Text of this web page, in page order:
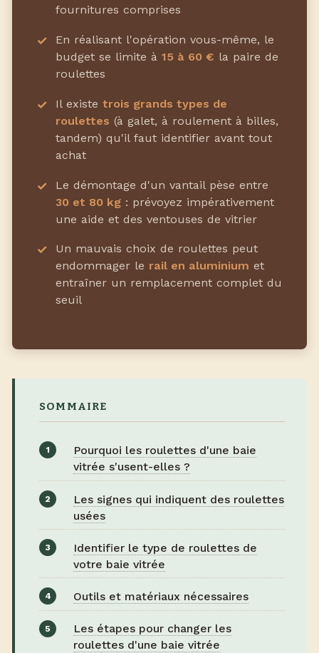
fournitures comprises
En réalisant l'opération vous-même, le
budget se limite à15 à 60 € la paire de
roulettes
Il existetrois grands types de
roulettes (à galet, à roulement à billes,
tandem) qu'il faut identifier avant tout
achat
Le démontage d'un vantail pèse entre
30 et 80 kg : prévoyez impérativement
une aide et des ventouses de vitrier
Un mauvais choix de roulettes peut
endommager le rail en aluminium et
entraîner un remplacement complet du
seuil
SOMMAIRE
Pourquoi les roulettes d'une baie
vitrée s'usent-elles ?
Les signes qui indiquent des roulettes
usées
Identifier le type de roulettes de
votre baie vitrée
Outils et matériaux nécessaires
Les étapes pour changer les
roulettes d'une baie vitrée